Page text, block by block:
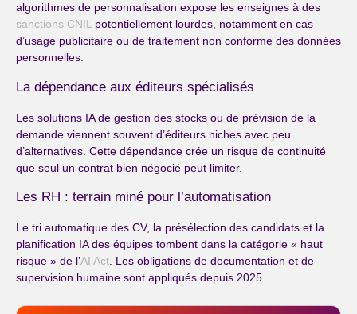
algorithmes de personnalisation expose les enseignes à des
sanctions CNIL potentiellement lourdes, notamment en cas
d’usage publicitaire ou de traitement non conforme des données
personnelles.
La dépendance aux éditeurs spécialisés
Les solutions IA de gestion des stocks ou de prévision de la
demande viennent souvent d’éditeurs niches avec peu
d’alternatives. Cette dépendance crée un risque de continuité
que seul un contrat bien négocié peut limiter.
Les RH : terrain miné pour l’automatisation
Le tri automatique des CV, la présélection des candidats et la
planification IA des équipes tombent dans la catégorie « haut
risque » de l’AI Act . Les obligations de documentation et de
supervision humaine sont appliqués depuis 2025.